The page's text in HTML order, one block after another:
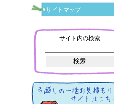
サイトマップ
サイト内の検索